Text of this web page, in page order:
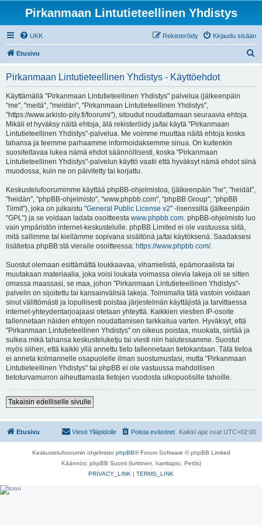
Pirkanmaan Lintutieteellinen Yhdistys
UKK Kirjaudu sisään
Rekisteröidy
Etusivu
Pirkanmaan Lintutieteellinen Yhdistys - Käyttöehdot
Käyttämällä "Pirkanmaan Lintutieteellinen Yhdistys" palvelua (jälkeenpäin
"me", "meitä", "meidän", "Pirkanmaan Lintutieteellinen Yhdistys",
"https://www.arkisto-pily.fi/foorumi"), sitoudut noudattamaan seuraavia ehtoja.
Mikäli et hyväksy näitä ehtoja, älä rekisteröidy ja/tai käytä "Pirkanmaan
Lintutieteellinen Yhdistys"-palvelua. Me voimme muuttaa näitä ehtoja koska
tahansa ja teemme parhaamme informoidaksemme sinua. On kuitenkin
suositeltavaa lukea nämä ehdot säännöllisesti, koska "Pirkanmaan
Lintutieteellinen Yhdistys"-palvelun käyttö vaatii että hyväksyt nämä ehdot siinä
muodossa, kuin ne on päivitetty tai korjattu.
Keskustelufoorumimme käyttää phpBB-ohjelmistoa, (jälkeenpäin "he", "heidät",
"heidän", "phpBB-ohjelmisto", "www.phpbb.com", "phpBB Group", "phpBB
Tiimit"), joka on julkaistu "General Public License v2" -lisenssillä (jälkeenpäin
"GPL") ja se voidaan ladata osoitteesta www.phpbb.com. phpBB-ohjelmisto luo
vain ympäristön internet-keskustelulle. phpBB Limited ei ole vastuussa siitä,
mitä sallimme tai kiellämme sopivana sisältönä ja/tai käytöksenä. Saadaksesi
lisätietoa phpBB:stä vieraile osoitteessa: https://www.phpbb.com/.
Suostut olemaan esittämättä loukkaavaa, vihamielistä, epämoraalista tai
muutakaan materiaalia, joka voisi loukata voimassa olevia lakeja oli se sitten
omassa maassasi, se maa, johon "Pirkanmaan Lintutieteellinen Yhdistys"-
palvelin on sijoitettu tai kansainvälisiä lakeja. Toimimalla tätä vastoin voidaan
sinut välittömästi ja lopullisesti poistaa järjestelmän käyttäjistä ja tarvittaessa
internet-yhteydentarjoajaasi otetaan yhteyttä. Kaikkien viestien IP-osoite
tallennetaan näiden ehtojen noudattamisen tarkkailua varten. Hyväksyt, että
"Pirkanmaan Lintutieteellinen Yhdistys" on oikeus poistaa, muokata, siirtää ja
sulkea mikä tahansa keskusteluketju tai viesti niin halutessamme. Suostut
myös siihen, että kaikki yllä annettu tieto tallennetaan tietokantaan. Tätä tietoa
ei anneta kolmannelle osapuolelle ilman suostumustasi, mutta "Pirkanmaan
Lintutieteellinen Yhdistys" tai phpBB ei ole vastuussa mahdollisen
tietoturvamurron aiheuttamasta tietojen vuodosta ulkopuolisille tahoille.
Takaisin edelliselle sivulle
Etusivu Kaikki ajat ovat UTC+02:00
Poista evästeet
Viesti Ylläpidolle
Keskustelufoorumin ohjelmisto phpBB® Forum Software © phpBB Limited
Käännös: phpBB Suomi (lurttinen, harritapio, Pettis)
PRIVACY_LINK | TERMS_LINK